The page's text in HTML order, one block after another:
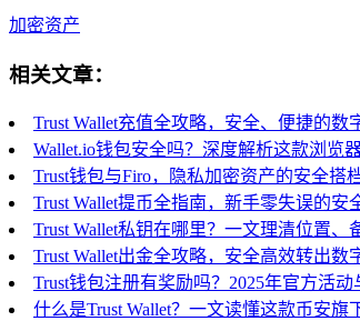
加密资产
相关文章：
Trust Wallet充值全攻略，安全、便捷的数
Wallet.io钱包安全吗？深度解析这款浏览
Trust钱包与Firo，隐私加密资产的安全搭
Trust Wallet提币全指南，新手零失误的安
Trust Wallet私钥在哪里？一文理清位置、
Trust Wallet出金全攻略，安全高效转出
Trust钱包注册有奖励吗？2025年官方活动
什么是Trust Wallet？一文读懂这款币安旗